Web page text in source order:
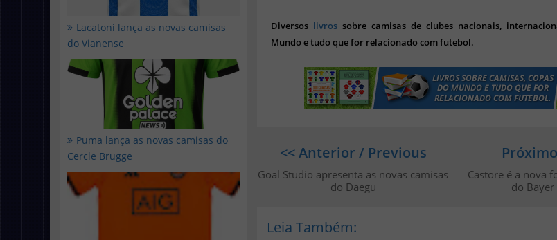
Lacatoni lança as novas camisas
do Vianense
Puma lança as novas camisas do
Cercle Brugge
Diversos livros sobre camisas de clubes nacionais,
Mundo e tudo que for relacionado com futebol.
Castore é a nova
do
<< Anterior / Previous
Goal Studio apresenta as novas camisas
do Daegu
Leia Também: